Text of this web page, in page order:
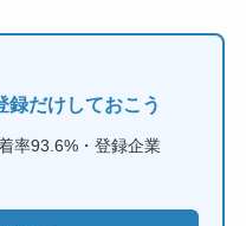
録だけしておこう
率93.6%・登録企業